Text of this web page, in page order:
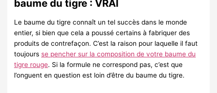
baume du tigre : VRAI
Le baume du tigre connaît un tel succès dans le monde
entier, si bien que cela a poussé certains à fabriquer des
produits de contrefaçon. C’est la raison pour laquelle il faut
toujoursse pencher sur la composition de votre baume du
tigre rouge. Si la formule ne correspond pas, c’est que
l’onguent en question est loin d’être du baume du tigre.